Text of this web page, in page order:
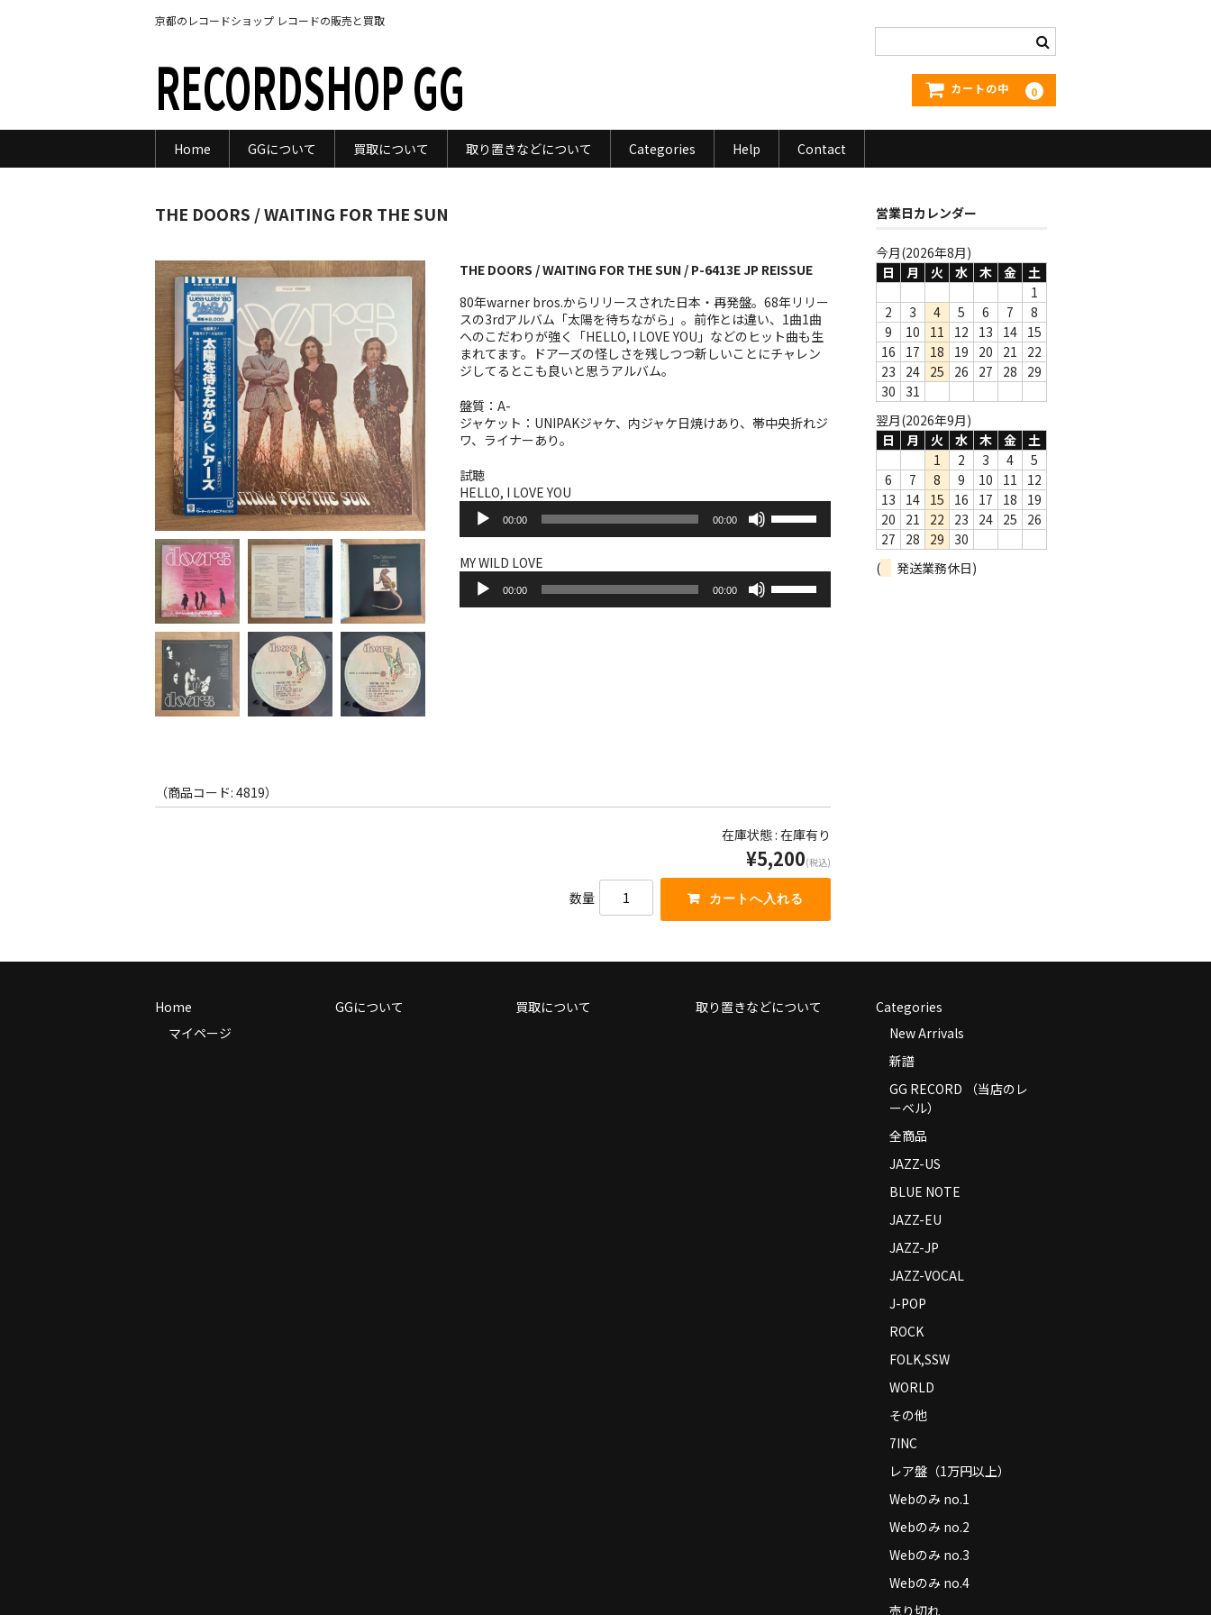
京都のレコードショップ レコードの販売と買取
RECORDSHOP GG カートの中 0
Home GGについて 買取について 取り置きなどについて Categories Help Contact
THE DOORS / WAITING FOR THE SUN
THE DOORS / WAITING FOR THE SUN / P-6413E JP REISSUE
80年warner bros.からリリースされた日本・再発盤。68年リリー
スの3rdアルバム「太陽を待ちながら」。前作とは違い、1曲1曲
へのこだわりが強く「HELLO, I LOVE YOU」などのヒット曲も生
まれてます。ドアーズの怪しさを残しつつ新しいことにチャレン
ジしてるとこも良いと思うアルバム。
盤質：A-
ジャケット：UNIPAKジャケ、内ジャケ日焼けあり、帯中央折れジ
ワ、ライナーあり。
試聴
HELLO, I LOVE YOU
プ
レ
ー
ー
00:00 00:00
リ
調
節
く
だ
さ
MY WILD LOVE
プ
00:00 00:00
リ
を
使
っ
く
だ
（商品コード: 4819）
在庫状態 : 在庫有り
¥5,200(税込)
数量
営業日カレンダー
今月(2026年8月)
日
月 火 水 木 金
土
1
2
3 4 5 6 7
8
9
10 11 12 13 14 15
16
17 18 19 20 21
22
23
24 25 26 27 28
29
30
31
翌月(2026年9月)
日
月 火 水 木 金
土
1
2 3 4
5
6
7 8 9 10 11
12
13
14 15 16 17 18
19
20
21 22 23 24 25
26
27
28 29
30
(
発送業務休日)
Home
マイページ
GGについて 買取について 取り置きなどについて
Categories
New Arrivals
新譜
GG RECORD （当店のレ
ーベル）
全商品
JAZZ-US
BLUE NOTE
JAZZ-EU
JAZZ-JP
JAZZ-VOCAL
J-POP
ROCK
FOLK,SSW
WORLD
その他
7INC
レア盤（1万円以上）
Webのみ no.1
Webのみ no.2
Webのみ no.3
Webのみ no.4
売り切れ